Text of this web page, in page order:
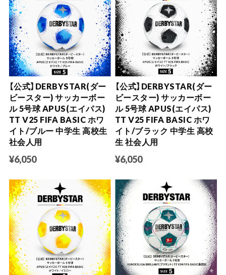
【公式】DERBYSTAR(ダー
ビースター) サッカーボー
ル 5号球 APUS(エイパス)
TT V25 FIFA BASIC ホワ
イト/ブルー 中学生 高校生
社会人用
¥6,050
【公式】DERBYSTAR(ダー
ビースター) サッカーボー
ル 5号球 APUS(エイパス)
TT V25 FIFA BASIC ホワ
イト/ブラック 中学生 高校
生 社会人用
¥6,050